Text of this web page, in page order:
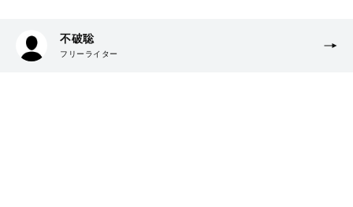
不破聡
フリーライター